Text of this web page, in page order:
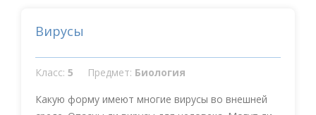
Вирусы
Класс: 5 Предмет: Биология
Какую форму имеют многие вирусы во внешней